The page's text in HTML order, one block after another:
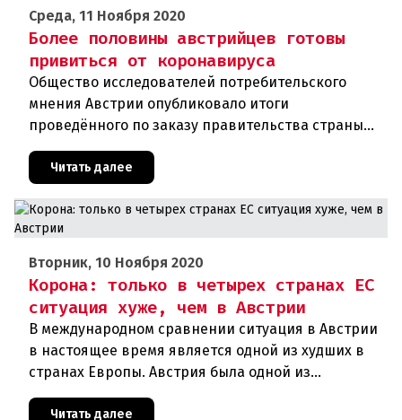
Среда, 11 Ноября 2020
Более половины австрийцев готовы
привиться от коронавируса
Общество исследователей потребительского
мнения Австрии опубликовало итоги
проведённого по заказу правительства страны
соцопроса. В соответствии с ним около 54
процентов граждан республики хотят добро
Читать далее
Вторник, 10 Ноября 2020
Корона: только в четырех странах ЕС
ситуация хуже, чем в Австрии
В международном сравнении ситуация в Австрии
в настоящее время является одной из худших в
странах Европы. Австрия была одной из
образцовых стран во время первой волны
короны, но сейчас сильно отстает
Читать далее